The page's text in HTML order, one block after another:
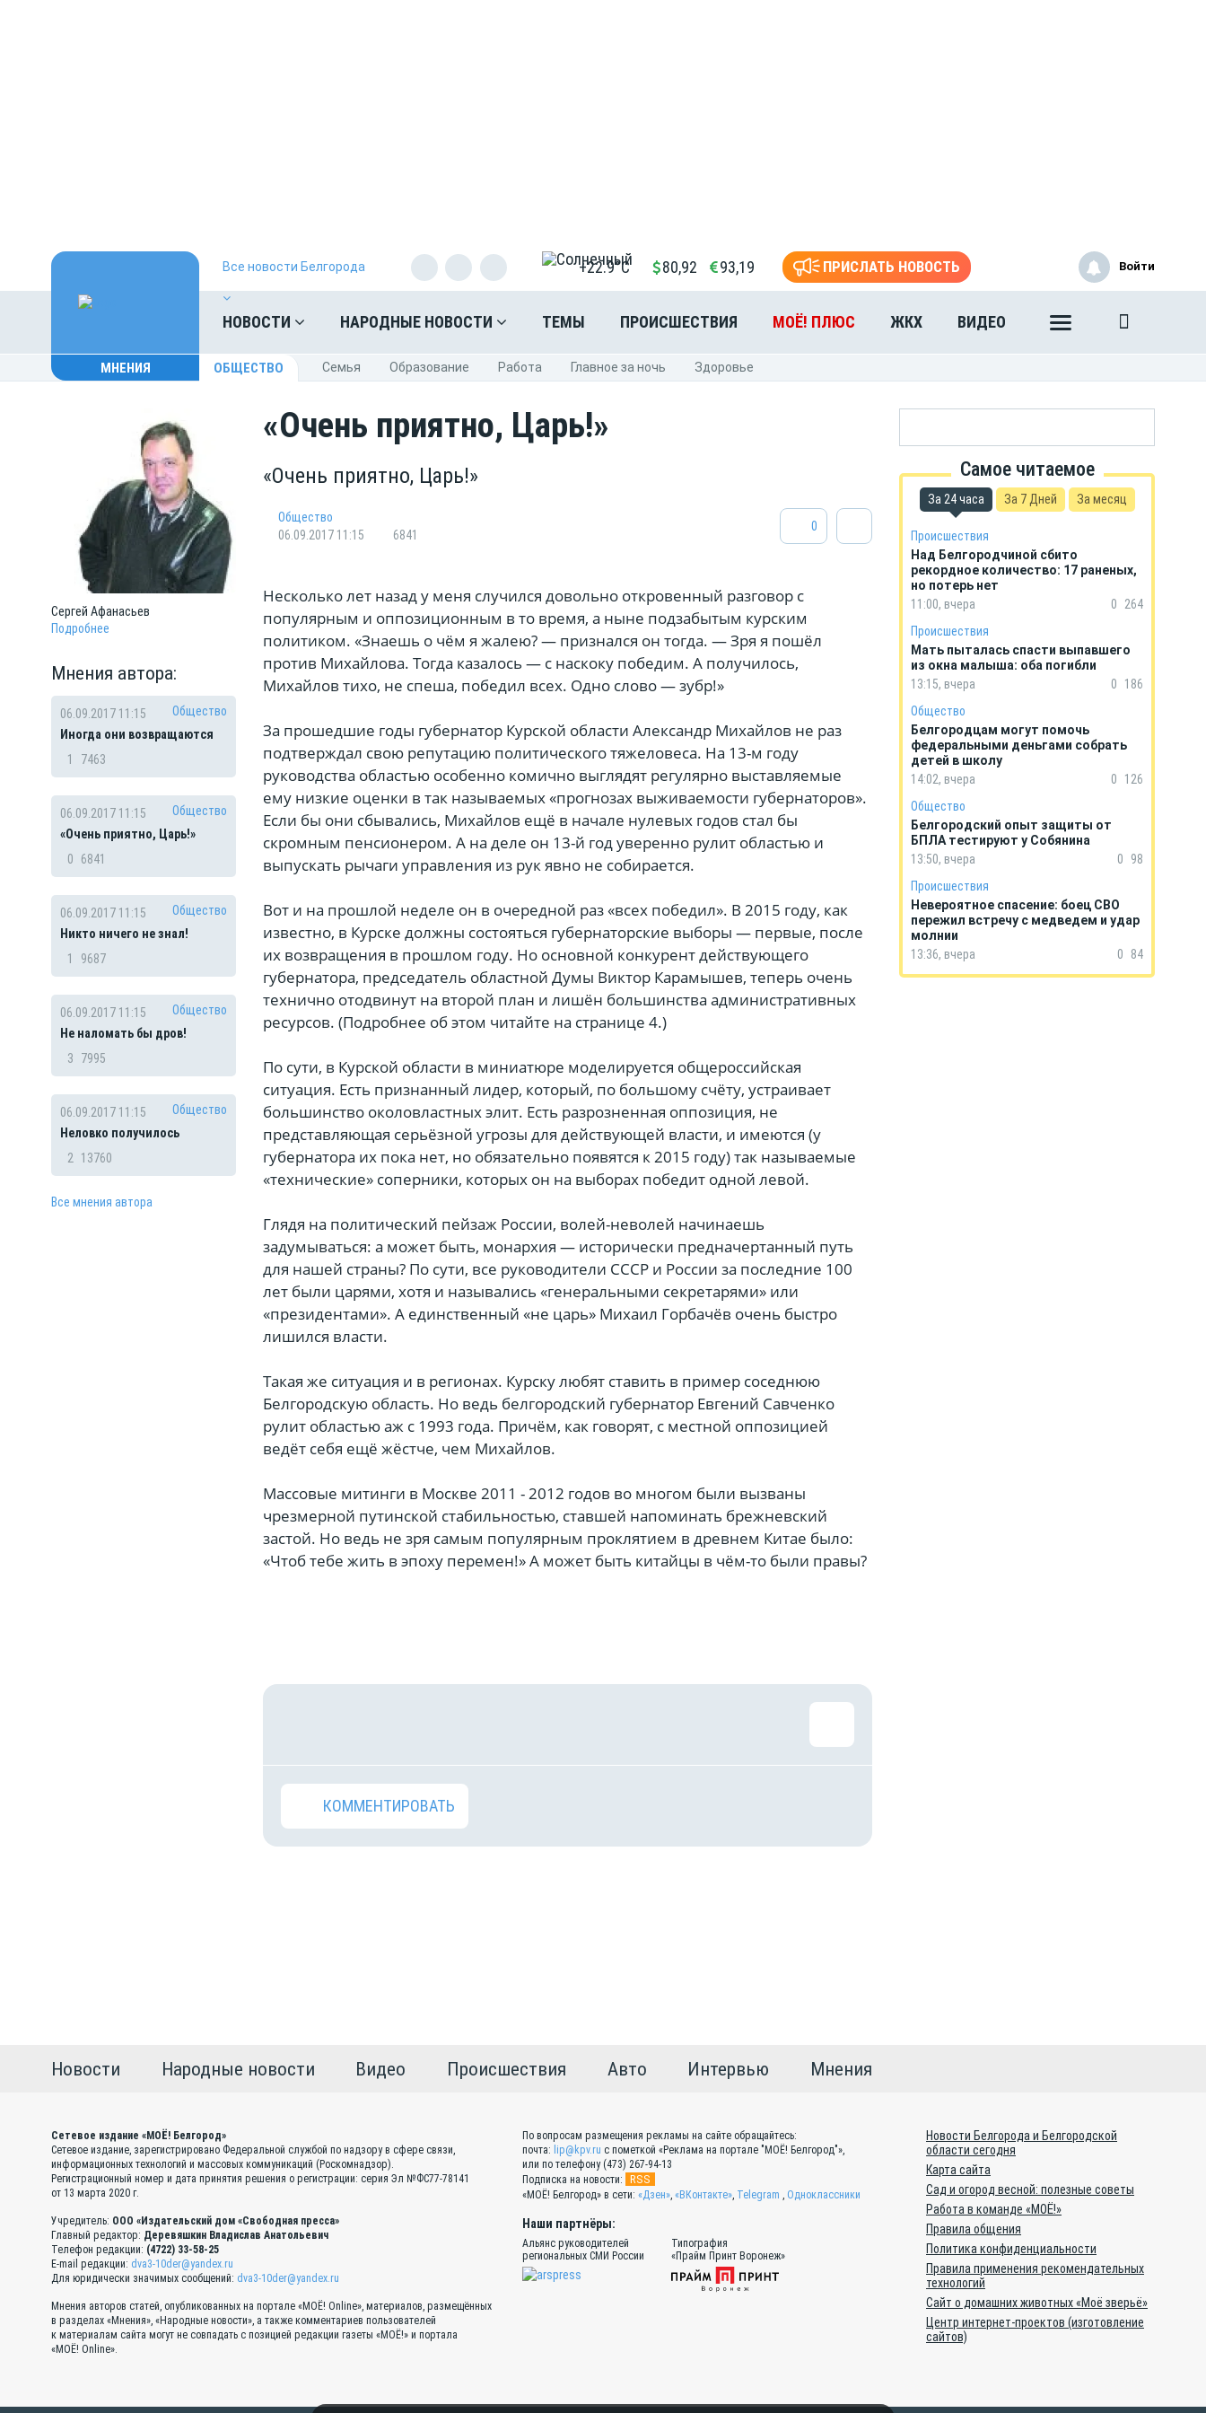
Все новости Белгорода +22.9°C 80,92 93,19 ПРИСЛАТЬ НОВОСТЬ
НОВОСТИ НАРОДНЫЕ НОВОСТИ ТЕМЫ ПРОИСШЕСТВИЯ МОЁ! ПЛЮС ЖКХ ВИДЕО
Войти
МНЕНИЯ ОБЩЕСТВО Cемья Oбразование Pабота Главное за ночь Здоровье
Сергей Aфанасьев
Подробнее
Мнения автора:
06.09.2017 11:15
Общество
Иногда они возвращаются
1
7463
06.09.2017 11:15
Общество
«Очень приятно, Царь!»
0
6841
06.09.2017 11:15
Общество
Никто ничего не знал!
1
9687
06.09.2017 11:15
Общество
Не наломать бы дров!
3
7995
06.09.2017 11:15
Общество
Неловко получилось
2 13760
Все мнения автора
«Очень приятно, Царь!»
«Очень приятно, Царь!»
Общество
06.09.2017 11:15
6841
0
Несколько лет назад у меня случился довольно откровенный разговор с
популярным и оппозиционным в то время, а ныне подзабытым курским
политиком. «Знаешь о чём я жалею? — признался он тогда. — Зря я пошёл
против Михайлова. Тогда казалось — с наскоку победим. А получилось,
Михайлов тихо, не спеша, победил всех. Одно слово — зубр!»
За прошедшие годы губернатор Курской области Александр Михайлов не раз
подтверждал свою репутацию политического тяжеловеса. На 13-м году
руководства областью особенно комично выглядят регулярно выставляемые
ему низкие оценки в так называемых «прогнозах выживаемости губернаторов».
Если бы они сбывались, Михайлов ещё в начале нулевых годов стал бы
скромным пенсионером. А на деле он 13-й год уверенно рулит областью и
выпускать рычаги управления из рук явно не собирается.
Вот и на прошлой неделе он в очередной раз «всех победил». В 2015 году, как
известно, в Курске должны состояться губернаторские выборы — первые, после
их возвращения в прошлом году. Но основной конкурент действующего
губернатора, председатель областной Думы Виктор Карамышев, теперь очень
технично отодвинут на второй план и лишён большинства административных
ресурсов. (Подробнее об этом читайте на странице 4.)
По сути, в Курской области в миниатюре моделируется общероссийская
ситуация. Есть признанный лидер, который, по большому счёту, устраивает
большинство околовластных элит. Есть разрозненная оппозиция, не
представляющая серьёзной угрозы для действующей власти, и имеются (у
губернатора их пока нет, но обязательно появятся к 2015 году) так называемые
«технические» соперники, которых он на выборах победит одной левой.
Глядя на политический пейзаж России, волей-неволей начинаешь
задумываться: а может быть, монархия — исторически предначертанный путь
для нашей страны? По сути, все руководители СССР и России за последние 100
лет были царями, хотя и назывались «генеральными секретарями» или
«президентами». А единственный «не царь» Михаил Горбачёв очень быстро
лишился власти.
Такая же ситуация и в регионах. Курску любят ставить в пример соседнюю
Белгородскую область. Но ведь белгородский губернатор Евгений Савченко
рулит областью аж с 1993 года. Причём, как говорят, с местной оппозицией
ведёт себя ещё жёстче, чем Михайлов.
Массовые митинги в Москве 2011 - 2012 годов во многом были вызваны
чрезмерной путинской стабильностью, ставшей напоминать брежневский
застой. Но ведь не зря самым популярным проклятием в древнем Китае было:
«Чтоб тебе жить в эпоху перемен!» А может быть китайцы в чём-то были правы?
КОММЕНТИРОВАТЬ
Самое читаемое
За 24 часа За 7 Дней За месяц
Происшествия
Над Белгородчиной сбито
рекордное количество: 17 раненых,
но потерь нет
11:00, вчера
0
264
Происшествия
Мать пыталась спасти выпавшего
из окна малыша: оба погибли
13:15, вчера
0
186
Общество
Белгородцам могут помочь
федеральными деньгами собрать
детей в школу
14:02, вчера
0
126
Общество
Белгородский опыт защиты от
БПЛА тестируют у Собянина
13:50, вчера
0
98
Происшествия
Невероятное спасение: боец СВО
пережил встречу с медведем и удар
молнии
13:36, вчера
0 84
Новости Народные новости Видео Происшествия Авто Интервью Мнения
Сетевое издание «МОЁ! Белгород»
Сетевое издание, зарегистрировано Федеральной службой по надзору в сфере связи,
информационных технологий и массовых коммуникаций (Роскомнадзор).
Регистрационный номер и дата принятия решения о регистрации: серия Эл №ФС77-78141
от 13 марта 2020 г.
Учредитель: ООО «Издательский дом «Свободная пресса»
Главный редактор: Деревяшкин Владислав Анатольевич
Телефон редакции: (4722) 33-58-25
E-mail редакции: dva3-10der@yandex.ru
Для юридически значимых сообщений: dva3-10der@yandex.ru
Мнения авторов статей, опубликованных на портале «МОЁ! Online», материалов, размещённых
в разделах «Мнения», «Народные новости», а также комментариев пользователей
к материалам сайта могут не совпадать с позицией редакции газеты «МОЁ!» и портала
«МОЁ! Online».
По вопросам размещения рекламы на сайте обращайтесь:
почта: lip@kpv.ru с пометкой «Реклама на портале "МОЁ! Белгород"»,
или по телефону (473) 267-94-13
Подписка на новости:
RSS
«МОЁ! Белгород» в сети: «Дзен», «ВКонтакте», Telegram , Одноклассники
Наши партнёры:
Альянс руководителей
региональных СМИ России
Типография
«Прайм Принт Воронеж»
Новости Белгорода и Белгородской
области сегодня
Карта сайта
Сад и огород весной: полезные советы
Работа в команде «МОЁ!»
Правила общения
Политика конфиденциальности
Правила применения рекомендательных
технологий
Сайт о домашних животных «Моё зверьё»
Центр интернет-проектов (изготовление
сайтов)